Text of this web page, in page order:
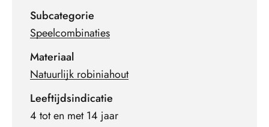
Subcategorie
Speelcombinaties
Materiaal
Natuurlijk robiniahout
Leeftijdsindicatie
4 tot en met 14 jaar